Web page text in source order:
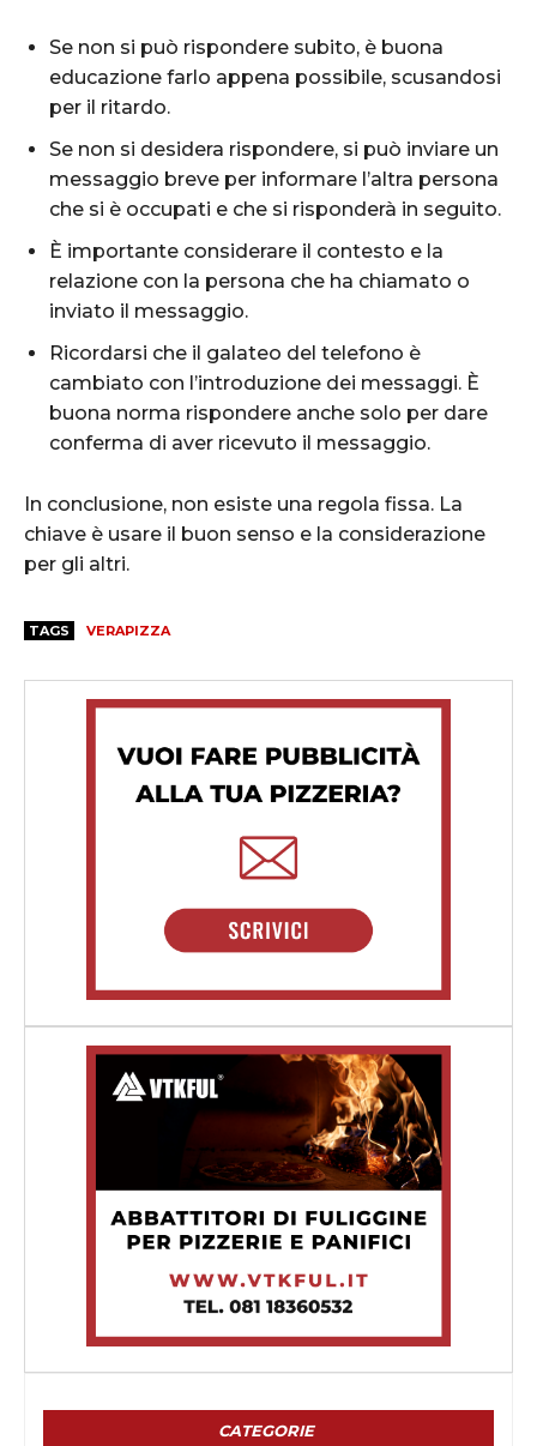
Se non si può rispondere subito, è buona
educazione farlo appena possibile, scusandosi
per il ritardo.
Se non si desidera rispondere, si può inviare un
messaggio breve per informare l’altra persona
che si è occupati e che si risponderà in seguito.
È importante considerare il contesto e la
relazione con la persona che ha chiamato o
inviato il messaggio.
Ricordarsi che il galateo del telefono è
cambiato con l’introduzione dei messaggi. È
buona norma rispondere anche solo per dare
conferma di aver ricevuto il messaggio.
In conclusione, non esiste una regola fissa. La
chiave è usare il buon senso e la considerazione
per gli altri.
TAGS VERAPIZZA
CATEGORIE